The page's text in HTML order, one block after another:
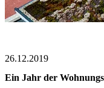
26.12.2019
Ein Jahr der